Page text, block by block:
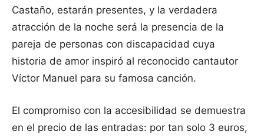
Castaño, estarán presentes, y la verdadera
atracción de la noche será la presencia de la
pareja de personas con discapacidad cuya
historia de amor inspiró al reconocido cantautor
Víctor Manuel para su famosa canción.
El compromiso con la accesibilidad se demuestra
en el precio de las entradas: por tan solo 3 euros,